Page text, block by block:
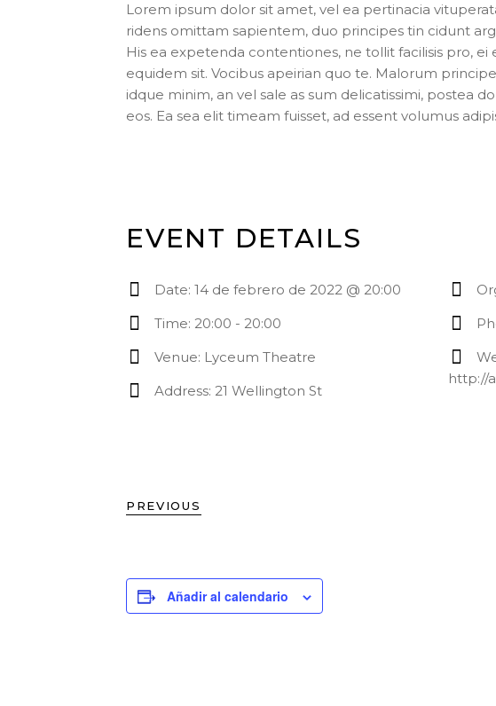
Lorem ipsum dolor sit amet, vel ea pertinacia
ridens omittam sapientem, duo principes tin cidunt
His ea expetenda contentiones, ne tollit facilisis pro,
equidem sit. Vocibus apeirian quo te. Malorum
idque minim, an vel sale as sum delicatissimi, postea
eos. Ea sea elit timeam fuisset, ad essent volumus
EVENT DETAILS
Date: 14 de febrero de 2022 @ 20:00
Time: 20:00 - 20:00
Venue: Lyceum Theatre
Address: 21 Wellington St
http://
PREVIOUS
Añadir al calendario